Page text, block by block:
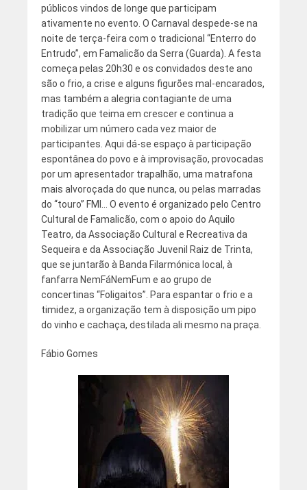
públicos vindos de longe que participam
ativamente no evento. O Carnaval despede-se na
noite de terça-feira com o tradicional “Enterro do
Entrudo”, em Famalicão da Serra (Guarda). A festa
começa pelas 20h30 e os convidados deste ano
são o frio, a crise e alguns figurões mal-encarados,
mas também a alegria contagiante de uma
tradição que teima em crescer e continua a
mobilizar um número cada vez maior de
participantes. Aqui dá-se espaço à participação
espontânea do povo e à improvisação, provocadas
por um apresentador trapalhão, uma matrafona
mais alvoroçada do que nunca, ou pelas marradas
do “touro” FMI… O evento é organizado pelo Centro
Cultural de Famalicão, com o apoio do Aquilo
Teatro, da Associação Cultural e Recreativa da
Sequeira e da Associação Juvenil Raiz de Trinta,
que se juntarão à Banda Filarmónica local, à
fanfarra NemFáNemFum e ao grupo de
concertinas “Foligaitos”. Para espantar o frio e a
timidez, a organização tem à disposição um pipo
do vinho e cachaça, destilada ali mesmo na praça.
Fábio Gomes